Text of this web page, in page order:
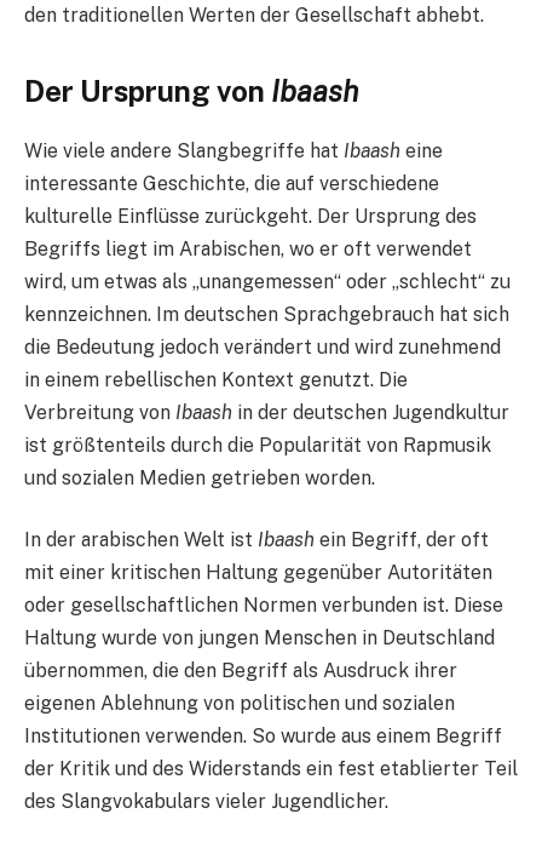
den traditionellen Werten der Gesellschaft abhebt.
Der Ursprung von Ibaash
Wie viele andere Slangbegriffe hat Ibaash eine
interessante Geschichte, die auf verschiedene
kulturelle Einflüsse zurückgeht. Der Ursprung des
Begriffs liegt im Arabischen, wo er oft verwendet
wird, um etwas als „unangemessen“ oder „schlecht“ zu
kennzeichnen. Im deutschen Sprachgebrauch hat sich
die Bedeutung jedoch verändert und wird zunehmend
in einem rebellischen Kontext genutzt. Die
Verbreitung von Ibaash in der deutschen Jugendkultur
ist größtenteils durch die Popularität von Rapmusik
und sozialen Medien getrieben worden.
In der arabischen Welt ist Ibaash ein Begriff, der oft
mit einer kritischen Haltung gegenüber Autoritäten
oder gesellschaftlichen Normen verbunden ist. Diese
Haltung wurde von jungen Menschen in Deutschland
übernommen, die den Begriff als Ausdruck ihrer
eigenen Ablehnung von politischen und sozialen
Institutionen verwenden. So wurde aus einem Begriff
der Kritik und des Widerstands ein fest etablierter Teil
des Slangvokabulars vieler Jugendlicher.